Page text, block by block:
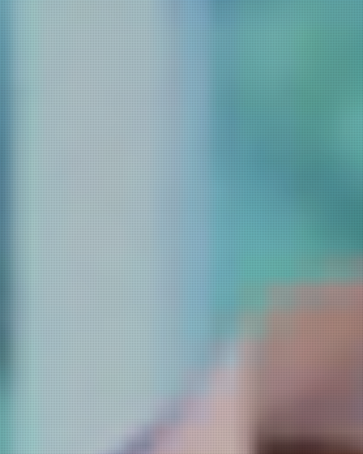
クラウドファンディング達成記
念・感謝企画！
このたび当館は「親孝行温泉プ
ロジェクト」、「和ベッド」ル
ームの増設を目的としたクラウ
<<ご人数限定！お祝い旅行プラ
ン>>
ご卒業・ご入学、結婚記念日や
長寿のお祝い・お誕生日等、大
切な記念日に、ご家族・お仲間
水いらずの時を。吉川屋スタッ